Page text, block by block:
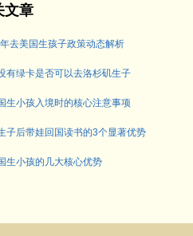
文章
去美国生孩子政策动态解析
有绿卡是否可以去洛杉矶生子
生小孩入境时的核心注意事项
子后带娃回国读书的3个显著优势
生小孩的几大核心优势